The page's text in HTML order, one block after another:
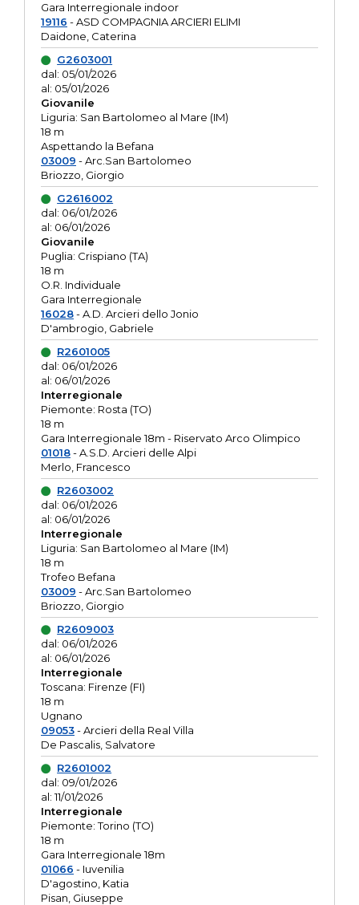
Gara Interregionale indoor
19116 - ASD COMPAGNIA ARCIERI ELIMI
Daidone, Caterina
G2603001
dal: 05/01/2026
al: 05/01/2026
Giovanile
Liguria: San Bartolomeo al Mare (IM)
18 m
Aspettando la Befana
03009 - Arc.San Bartolomeo
Briozzo, Giorgio
G2616002
dal: 06/01/2026
al: 06/01/2026
Giovanile
Puglia: Crispiano (TA)
18 m
O.R. Individuale
Gara Interregionale
16028- A.D. Arcieri dello Jonio
D'ambrogio, Gabriele
R2601005
dal: 06/01/2026
al: 06/01/2026
Interregionale
Piemonte: Rosta (TO)
18 m
Gara Interregionale 18m - Riservato Arco Olimpico
01018- A.S.D. Arcieri delle Alpi
Merlo, Francesco
R2603002
dal: 06/01/2026
al: 06/01/2026
Interregionale
Liguria: San Bartolomeo al Mare (IM)
18 m
Trofeo Befana
03009 - Arc.San Bartolomeo
Briozzo, Giorgio
R2609003
dal: 06/01/2026
al: 06/01/2026
Interregionale
Toscana: Firenze (FI)
18 m
Ugnano
09053- Arcieri della Real Villa
De Pascalis, Salvatore
R2601002
dal: 09/01/2026
al: 11/01/2026
Interregionale
Piemonte: Torino (TO)
18 m
Gara Interregionale 18m
01066 - Iuvenilia
D'agostino, Katia
Pisan, Giuseppe